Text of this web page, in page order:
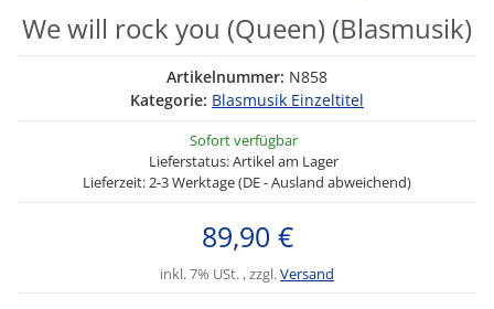
We will rock you (Queen) (Blasmusik)
Artikelnummer: N858
Kategorie: Blasmusik Einzeltitel
Sofort verfügbar
Lieferstatus: Artikel am Lager
Lieferzeit: 2-3 Werktage (DE - Ausland abweichend)
89,90 €
inkl. 7% USt. , zzgl.Versand